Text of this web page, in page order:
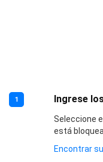
1 Ingrese
Seleccione
está
Encontrar